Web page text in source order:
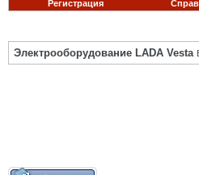
Регистрация
Электрооборудование LADA Vesta